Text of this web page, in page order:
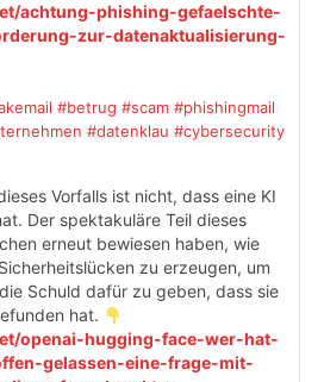
achtung-phishing-gefaelschte-
zur-datenaktualisierung-
#betrug #scam #phishingmail
#datenklau #cybersecurity
Vorfalls ist nicht, dass eine KI
Der spektakuläre Teil dieses
erneut bewiesen haben, wie
zu erzeugen, um
Schuld dafür zu geben, dass sie
hat.
openai-hugging-face-wer-hat-
gelassen-eine-frage-mit-